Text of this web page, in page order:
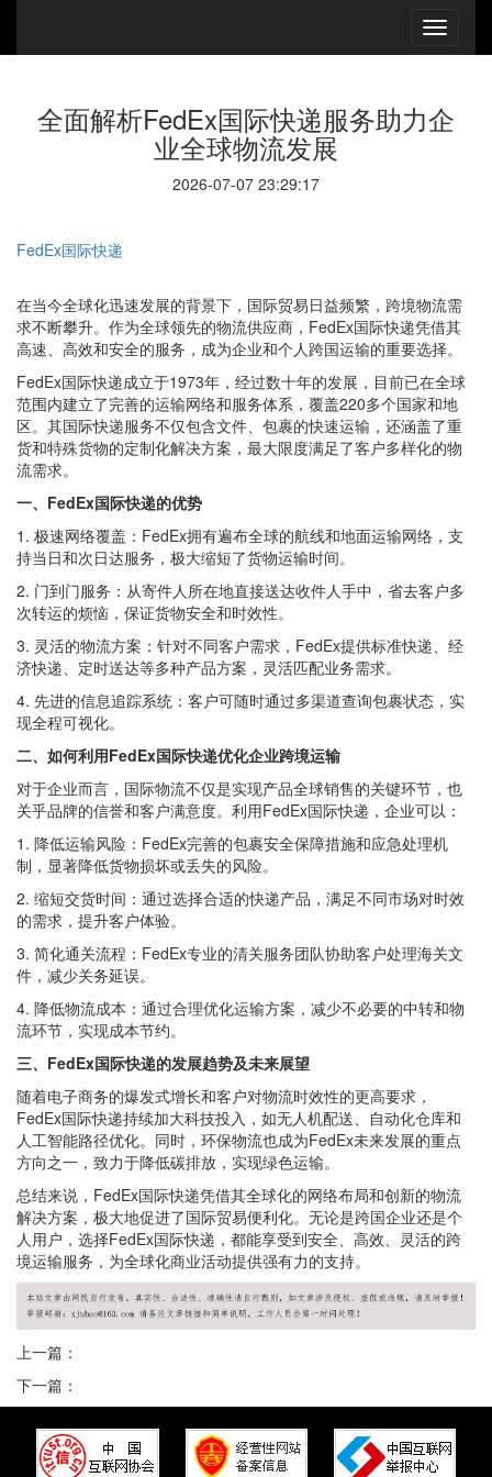
全面解析FedEx国际快递服务助力企
业全球物流发展
2026-07-07 23:29:17
FedEx国际快递
在当今全球化迅速发展的背景下，国际贸易日益频繁，跨境物流需
求不断攀升。作为全球领先的物流供应商，FedEx国际快递凭借其
高速、高效和安全的服务，成为企业和个人跨国运输的重要选择。
FedEx国际快递成立于1973年，经过数十年的发展，目前已在全球
范围内建立了完善的运输网络和服务体系，覆盖220多个国家和地
区。其国际快递服务不仅包含文件、包裹的快速运输，还涵盖了重
货和特殊货物的定制化解决方案，最大限度满足了客户多样化的物
流需求。
一、FedEx国际快递的优势
1. 极速网络覆盖：FedEx拥有遍布全球的航线和地面运输网络，支
持当日和次日达服务，极大缩短了货物运输时间。
2. 门到门服务：从寄件人所在地直接送达收件人手中，省去客户多
次转运的烦恼，保证货物安全和时效性。
3. 灵活的物流方案：针对不同客户需求，FedEx提供标准快递、经
济快递、定时送达等多种产品方案，灵活匹配业务需求。
4. 先进的信息追踪系统：客户可随时通过多渠道查询包裹状态，实
现全程可视化。
二、如何利用FedEx国际快递优化企业跨境运输
对于企业而言，国际物流不仅是实现产品全球销售的关键环节，也
关乎品牌的信誉和客户满意度。利用FedEx国际快递，企业可以：
1. 降低运输风险：FedEx完善的包裹安全保障措施和应急处理机
制，显著降低货物损坏或丢失的风险。
2. 缩短交货时间：通过选择合适的快递产品，满足不同市场对时效
的需求，提升客户体验。
3. 简化通关流程：FedEx专业的清关服务团队协助客户处理海关文
件，减少关务延误。
4. 降低物流成本：通过合理优化运输方案，减少不必要的中转和物
流环节，实现成本节约。
三、FedEx国际快递的发展趋势及未来展望
随着电子商务的爆发式增长和客户对物流时效性的更高要求，
FedEx国际快递持续加大科技投入，如无人机配送、自动化仓库和
人工智能路径优化。同时，环保物流也成为FedEx未来发展的重点
方向之一，致力于降低碳排放，实现绿色运输。
总结来说，FedEx国际快递凭借其全球化的网络布局和创新的物流
解决方案，极大地促进了国际贸易便利化。无论是跨国企业还是个
人用户，选择FedEx国际快递，都能享受到安全、高效、灵活的跨
境运输服务，为全球化商业活动提供强有力的支持。
上一篇：
下一篇：